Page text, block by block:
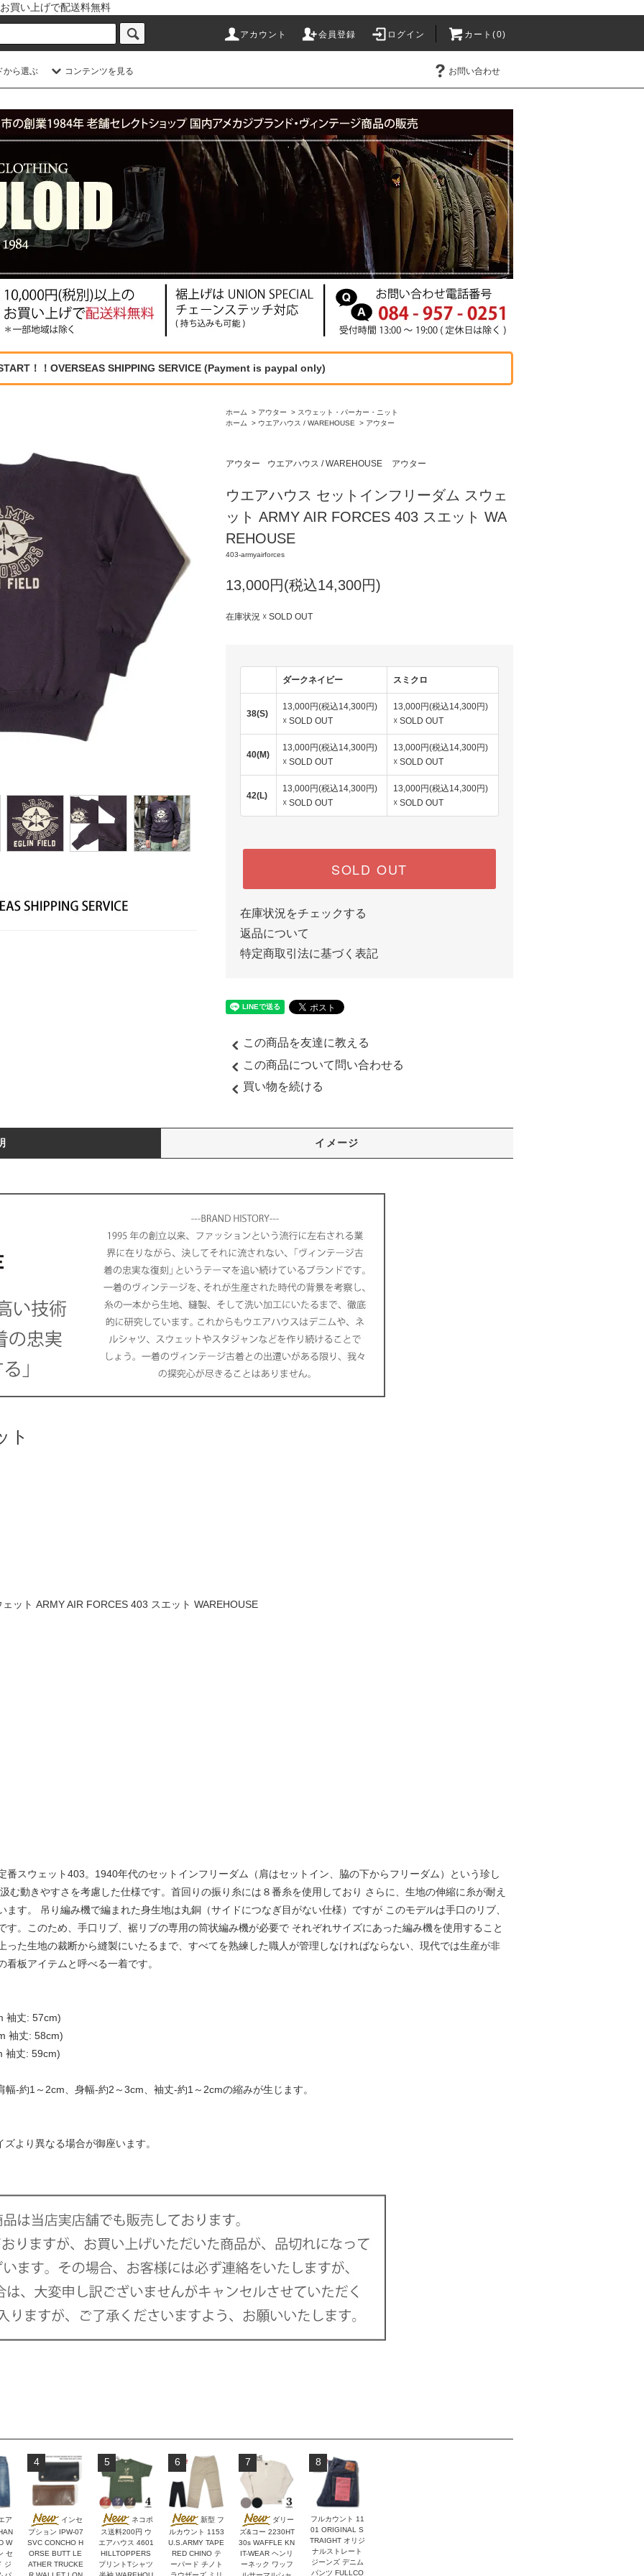
買い上げで配送料無料
アカウント 会員登録 ログイン カート(0)
から選ぶ コンテンツを見る お問い合わせ
！！OVERSEAS SHIPPING SERVICE (Payment is paypal only)
ホーム > アウター > スウェット・パーカー・ニット
ホーム
> ウエアハウス / WAREHOUSE > アウター
アウター ウエアハウス / WAREHOUSE アウター
ウエアハウス セットインフリーダム スウェ
ット ARMY AIR FORCES 403 スエット WA
REHOUSE
403-armyairforces
13,000円(税込14,300円)
在庫状況 ☓ SOLD OUT
ダークネイビー スミクロ
38(S)
13,000円(税込14,300円)
☓ SOLD OUT
13,000円(税込14,300円)
☓ SOLD OUT
40(M)
13,000円(税込14,300円)
☓ SOLD OUT
13,000円(税込14,300円)
☓ SOLD OUT
42(L)
13,000円(税込14,300円)
☓ SOLD OUT
13,000円(税込14,300円)
☓ SOLD OUT
SOLD OUT
在庫状況をチェックする
返品について
特定商取引法に基づく表記
この商品を友達に教える
この商品について問い合わせる
買い物を続ける
イメージ
ト
ット ARMY AIR FORCES 403 スエット WAREHOUSE
番スウェット403。1940年代のセットインフリーダム（肩はセットイン、脇の下からフリーダム）という珍し
む動きやすさを考慮した仕様です。首回りの振り糸には８番糸を使用しており さらに、生地の伸縮に糸が耐え
す。 吊り編み機で編まれた身生地は丸銅（サイドにつなぎ目がない仕様）ですが このモデルは手口のリブ、
す。このため、手口リブ、裾リブの専用の筒状編み機が必要で それぞれサイズにあった編み機を使用すること
った生地の裁断から縫製にいたるまで、すべてを熟練した職人が管理しなければならない、現代では生産が非
板アイテムと呼べる一着です。
袖丈: 57cm)
袖丈: 58cm)
袖丈: 59cm)
-約1～2cm、身幅-約2～3cm、袖丈-約1～2cmの縮みが生じます。
より異なる場合が御座います。
ア
W
セ
ジ
4
インセ
プション IPW-07
SVC CONCHO H
ORSE BUTT LE
ATHER TRUCKE
5
ネコポ
ス送料200円 ウ
エアハウス 4601
HILLTOPPERS
プリントTシャツ
6
新型 フ
ルカウント 1153
U.S.ARMY TAPE
RED CHINO テ
ーパード チノト
7
ダリー
ズ&コー 2230HT
30s WAFFLE KN
IT-WEAR ヘンリ
ーネック ワッフ
8
フルカウント 11
01 ORIGINAL S
TRAIGHT オリジ
ナルストレート
ジーンズ デニム
パンツ FULLCO